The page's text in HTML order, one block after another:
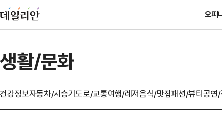
오피
생활/문화
건강정보자동차/시승기도로/교통여행/레저음식/맛집패션/뷰티공연